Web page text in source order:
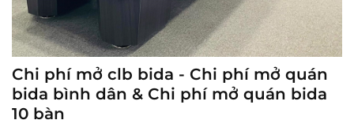
Chi phí mở clb bida - Chi phí mở quán
bida bình dân & Chi phí mở quán bida
10 bàn